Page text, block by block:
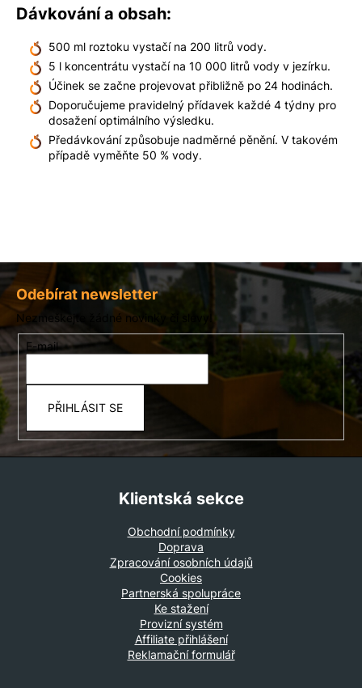
Dávkování a obsah:
500 ml roztoku vystačí na 200 litrů vody.
5 l koncentrátu vystačí na 10 000 litrů vody v jezírku.
Účinek se začne projevovat přibližně po 24 hodinách.
Doporučujeme pravidelný přídavek každé 4 týdny pro
dosažení optimálního výsledku.
Předávkování způsobuje nadměrné pěnění. V takovém
případě vyměňte 50 % vody.
Z
á
p
a
t
í
Odebírat newsletter
Nezmeškejte žádné novinky či slevy!
E-mail
PŘIHLÁSIT SE
Klientská sekce
Obchodní podmínky
Doprava
Zpracování osobních údajů
Cookies
Partnerská spolupráce
Ke stažení
Provizní systém
Affiliate přihlášení
Reklamační formulář